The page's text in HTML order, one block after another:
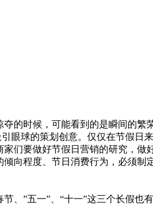
时候，可能看到的是瞬间的繁
眼球的策划创意。仅仅在节假
们要做好节假日营销的研究，
向程度、节日消费行为，必须
”五一”、“十一”这三个长假也